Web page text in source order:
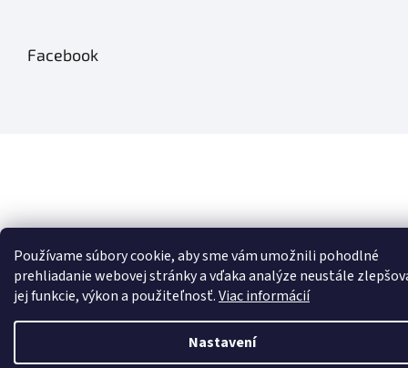
Používame súbory cookie, aby sme vám umožnili pohodlné
prehliadanie webovej stránky a vďaka analýze neustále
jej funkcie, výkon a použiteľnosť.Viac informácií
Nastavení
Facebook